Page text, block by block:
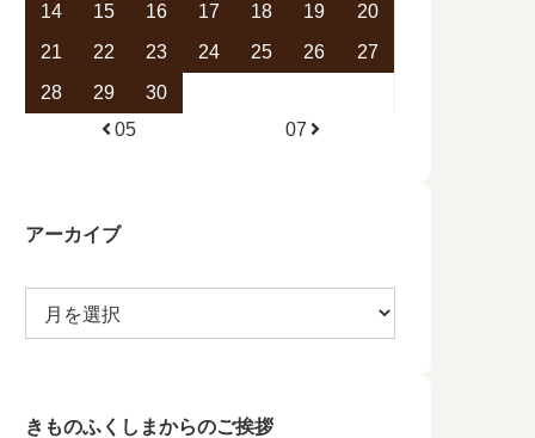
14
15 16 17 18 19
20
21
22 23 24 25 26
27
28
29
30
05
07
アーカイブ
きものふくしまからのご挨拶